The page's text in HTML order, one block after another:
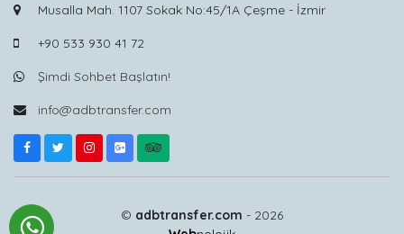
Musalla Mah. 1107 Sokak No:45/1A Çeşme - İzmir
+90 533 930 41 72
Şimdi Sohbet Başlatın!
info@adbtransfer.com
© adbtransfer.com - 2026